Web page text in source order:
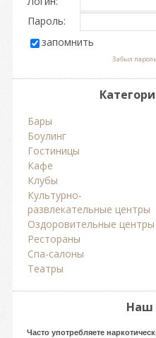
Пароль:
запомнить
Забыл пароль
Бары
Боулинг
Гостиницы
Кафе
Клубы
Культурно-
развлекательные центры
Оздоровительные центры
Рестораны
Спа-салоны
Театры
Наш
Часто употребляете